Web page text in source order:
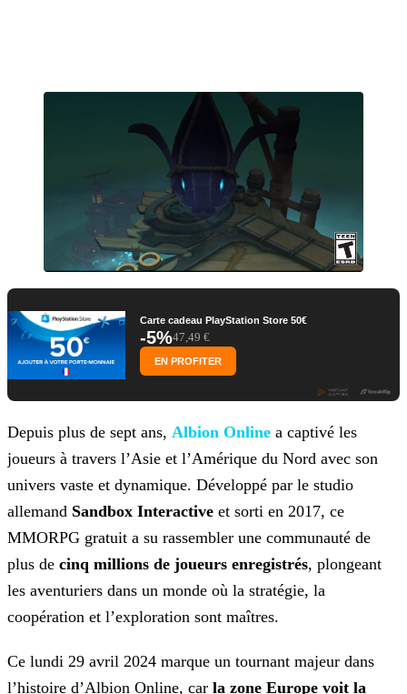
Carte cadeau PlayStation Store 50€
-5%47,49 €
EN PROFITER
Depuis plus de sept ans, Albion Online a captivé les
joueurs à travers l’Asie et l’Amérique du Nord avec son
univers vaste et dynamique. Développé par le studio
allemand Sandbox Interactive et sorti en 2017, ce
MMORPG gratuit a su rassembler une communauté de
plus de cinq millions de joueurs enregistrés, plongeant
les aventuriers dans un monde où la stratégie, la
coopération et l’exploration sont maîtres.
Ce lundi 29 avril 2024 marque un tournant majeur dans
l’histoire d’Albion Online, car la zone Europe voit la